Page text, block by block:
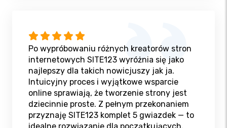
Po wypróbowaniu różnych kreatorów stron
internetowych SITE123 wyróżnia się jako
najlepszy dla takich nowicjuszy jak ja.
Intuicyjny proces i wyjątkowe wsparcie
online sprawiają, że tworzenie strony jest
dziecinnie proste. Z pełnym przekonaniem
przyznaję SITE123 komplet 5 gwiazdek — to